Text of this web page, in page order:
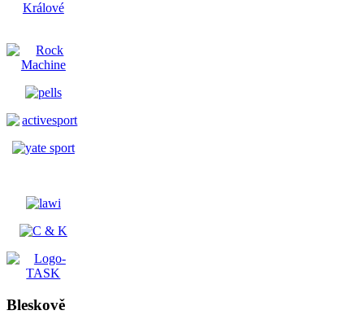
Bleskově